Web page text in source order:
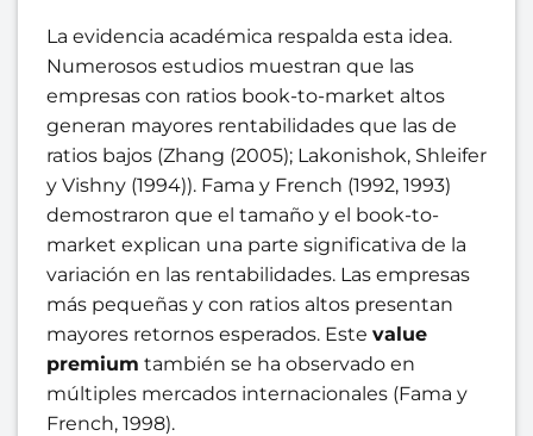
La evidencia académica respalda esta idea.
Numerosos estudios muestran que las
empresas con ratios book-to-market altos
generan mayores rentabilidades que las de
ratios bajos (Zhang (2005); Lakonishok, Shleifer
y Vishny (1994)). Fama y French (1992, 1993)
demostraron que el tamaño y el book-to-
market explican una parte significativa de la
variación en las rentabilidades. Las empresas
más pequeñas y con ratios altos presentan
mayores retornos esperados. Este value
premium también se ha observado en
múltiples mercados internacionales (Fama y
French, 1998).